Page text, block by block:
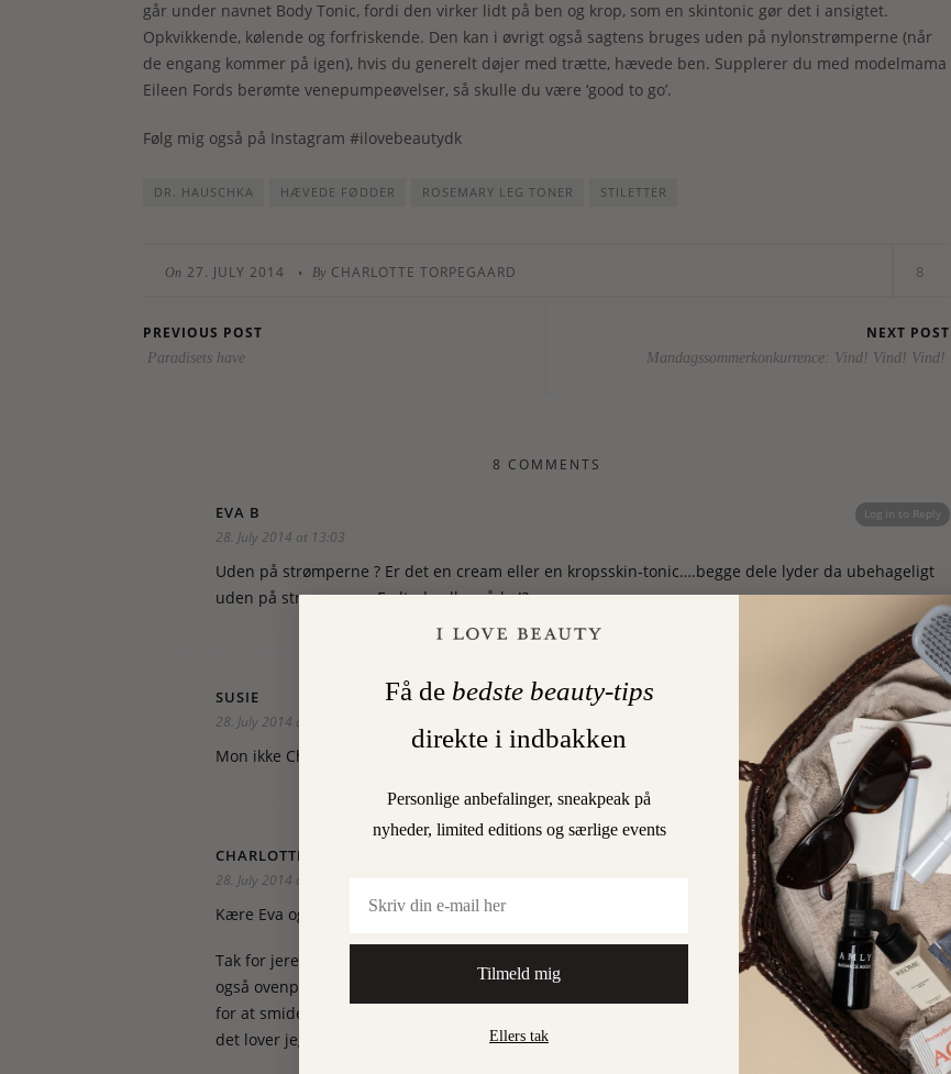
går under navnet Body Tonic, fordi den virker lidt på ben og krop, som en skintonic gør det i ansigtet.
Opkvikkende, kølende og forfriskende. Den kan i øvrigt også sagtens bruges uden på nylonstrømperne (når
de engang kommer på igen), hvis du generelt døjer med trætte, hævede ben. Supplerer du med modelmama
Eileen Fords berømte venepumpeøvelser, så skulle du være ‘good to go’.
Følg mig også på Instagram #ilovebeautydk
DR. HAUSCHKA HÆVEDE FØDDER ROSEMARY LEG TONER STILETTER
On 27. JULY 2014 • By CHARLOTTE TORPEGAARD 8
PREVIOUS POST
Paradisets have
NEXT POST
Mandagssommerkonkurrence: Vind! Vind! Vind!
8 COMMENTS
Log in to Reply
EVA B
28. July 2014 at 13:03
Uden på strømperne ? Er det en cream eller en kropsskin-tonic….begge dele lyder da ubehageligt
uden på strømperne. Fedtede eller våde !?
Log in to Reply
SUSIE
28. July 2014 at 23:18
Mon ikke Charlotte mente UNDER??
Log in to Reply
CHARLOTTE TORPEGAARD
28. July 2014 at 23:24
Kære Eva og Susie,
Tak for jeres kommentarer. Det er en tonic (ikke en creme), som kan sprayes direkte på huden, men
også ovenpå nylonstrømper, hvis du har brug for en øjeblikkelig opfriskning eller ikke har mulighed
for at smide strømperne, der hvor du befinder dig. Strømperne bliver hverken våde eller fedtede,
det lover jeg – derimod får du stadig den kølende, opfriskende effekt.
Få de bedste beauty-tips
direkte i indbakken
Personlige anbefalinger, sneakpeak på
nyheder, limited editions og særlige events
Tilmeld mig
Ellers tak